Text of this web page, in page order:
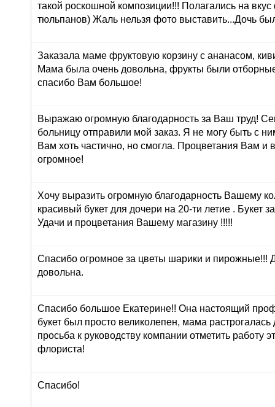
такой роскошной композиции!!! Полагались на
тюльпанов) Жаль нельзя фото выставить...Дочь
Заказала маме фруктовую корзину с ананасом,
Мама была очень довольна, фрукты были
спасибо Вам большое!
Выражаю огромную благодарность за Ваш труд!
больницу отправили мой заказ. Я не могу быть с
Вам хоть частично, но смогла. Процветания Вам и
огромное!
Хочу выразить огромную благодарность Вашему
красивый букет для дочери на 20-ти летие . Букет
Удачи и процветания Вашему магазину !!!!!
Спасибо огромное за цветы шарики и пирожные!!!
довольна.
Спасибо большое Екатерине!! Она настоящий
букет был просто великолепен, мама
просьба к руководству компании отметить работу
флориста!
Спасибо!